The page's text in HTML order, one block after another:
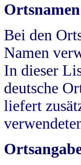
Ortsnamen
Bei den
Namen
In dieser
deutsche
liefert